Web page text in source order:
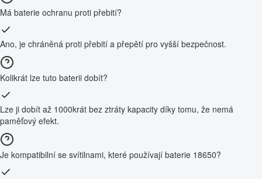
Má baterie ochranu proti přebití?
Ano, je chráněná proti přebití a přepětí pro vyšší bezpečnost.
Kolikrát lze tuto baterii dobít?
Lze ji dobít až 1000krát bez ztráty kapacity díky tomu, že nemá
paměťový efekt.
Je kompatibilní se svítilnami, které používají baterie 18650?